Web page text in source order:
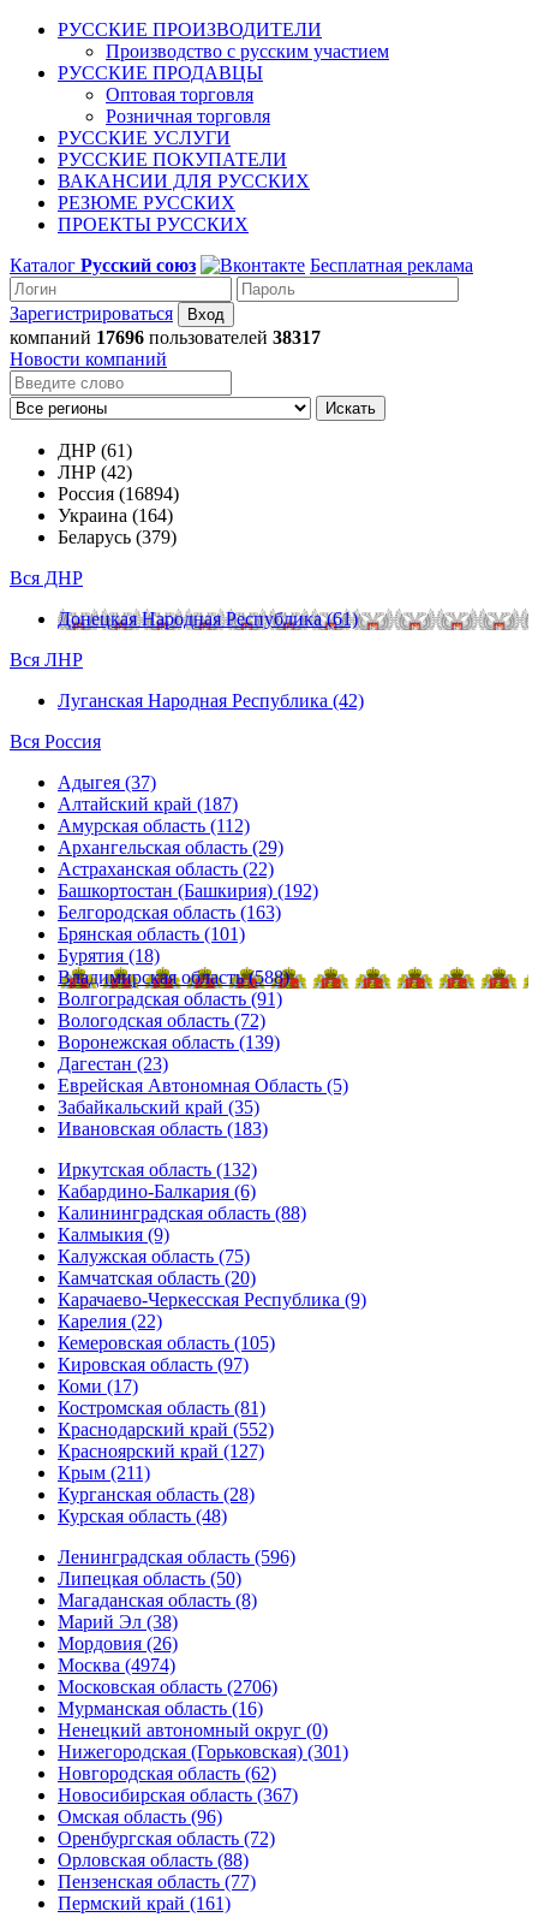
РУССКИЕ ПРОИЗВОДИТЕЛИ
Производство с русским участием
РУССКИЕ ПРОДАВЦЫ
Оптовая торговля
Розничная торговля
РУССКИЕ УСЛУГИ
РУССКИЕ ПОКУПАТЕЛИ
ВАКАНСИИ ДЛЯ РУССКИХ
РЕЗЮМЕ РУССКИХ
ПРОЕКТЫ РУССКИХ
Каталог Русский союз Бесплатная реклама
Зарегистрироваться
компаний 17696 пользователей 38317
Новости компаний
Искать
ДНР (61)
ЛНР (42)
Россия (16894)
Украина (164)
Беларусь (379)
Вся ДНР
Донецкая Народная Республика (61)
Вся ЛНР
Луганская Народная Республика (42)
Вся Россия
Адыгея (37)
Алтайский край (187)
Амурская область (112)
Архангельская область (29)
Астраханская область (22)
Башкортостан (Башкирия) (192)
Белгородская область (163)
Брянская область (101)
Бурятия (18)
Владимирская область (588)
Волгоградская область (91)
Вологодская область (72)
Воронежская область (139)
Дагестан (23)
Еврейская Автономная Область (5)
Забайкальский край (35)
Ивановская область (183)
Иркутская область (132)
Кабардино-Балкария (6)
Калининградская область (88)
Калмыкия (9)
Калужская область (75)
Камчатская область (20)
Карачаево-Черкесская Республика (9)
Карелия (22)
Кемеровская область (105)
Кировская область (97)
Коми (17)
Костромская область (81)
Краснодарский край (552)
Красноярский край (127)
Крым (211)
Курганская область (28)
Курская область (48)
Ленинградская область (596)
Липецкая область (50)
Магаданская область (8)
Марий Эл (38)
Мордовия (26)
Москва (4974)
Московская область (2706)
Мурманская область (16)
Ненецкий автономный округ (0)
Нижегородская (Горьковская) (301)
Новгородская область (62)
Новосибирская область (367)
Омская область (96)
Оренбургская область (72)
Орловская область (88)
Пензенская область (77)
Пермский край (161)